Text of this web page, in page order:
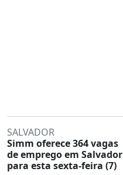
SALVADOR
Simm oferece 364 vagas
de emprego em Salvador
para esta sexta-feira (7)